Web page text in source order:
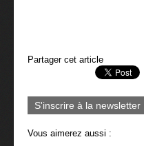
Partager cet article
S'inscrire à la newsletter
Vous aimerez aussi :